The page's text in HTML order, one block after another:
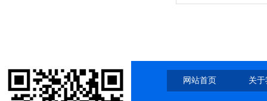
网站首页 关